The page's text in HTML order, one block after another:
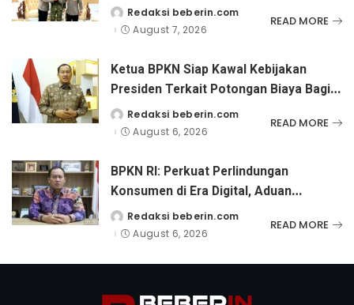
Kunjungi Dankorps Brimob Polri
Posted
by
Redaksi beberin.com
August 7, 2026
READ MORE
Ketua BPKN Siap Kawal Kebijakan
Presiden Terkait Potongan Biaya Bagi
Penyandang Disabilitas
Posted
by
Redaksi beberin.com
August 6, 2026
READ MORE
BPKN RI: Perkuat Perlindungan
Konsumen di Era Digital, Aduan
Pinjaman Online Masih Menjadi
Perhatian Serius
Posted
by
Redaksi beberin.com
August 6, 2026
READ MORE